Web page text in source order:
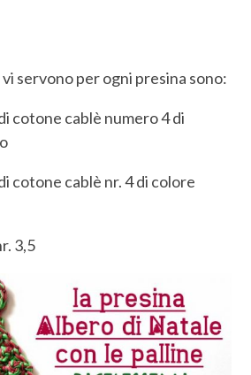
servono per ogni presina sono:
cotone cablè numero 4 di
cotone cablè nr. 4 di colore
3,5